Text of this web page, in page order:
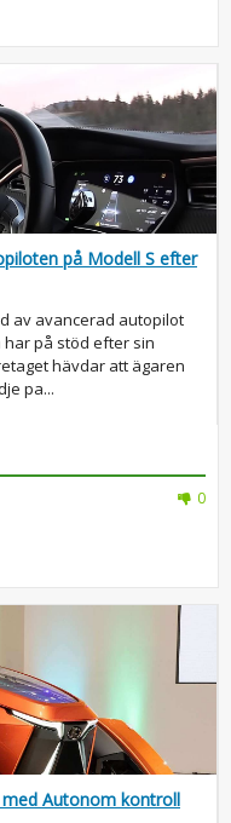
på Modell S efter
av avancerad autopilot
på stöd efter sin
hävdar att ägaren
pa...
0
med Autonom kontroll